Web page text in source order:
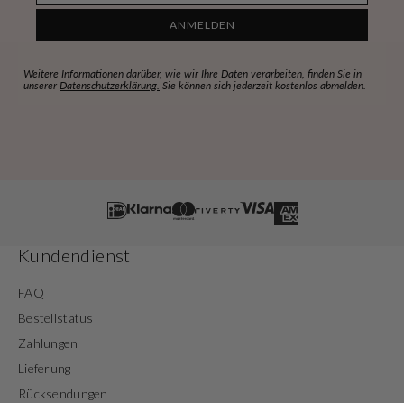
ANMELDEN
Weitere Informationen darüber, wie wir Ihre Daten verarbeiten, finden Sie in
unserer Datenschutzerklärung. Sie können sich jederzeit kostenlos abmelden.
Kundendienst
FAQ
Bestellstatus
Zahlungen
Lieferung
Rücksendungen